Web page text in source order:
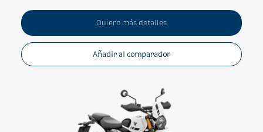
Quiero más detalles
Añadir al comparador